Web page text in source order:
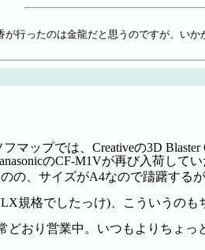
が行ったのは金龍だと思うのですが、いか
マップでは、Creativeの3D
のCF-M1Vが再び入荷し
の、サイズがA4なので躊躇する
規格でしたっけ)、こういうのも
どおり営業中。いつもよりちょっ